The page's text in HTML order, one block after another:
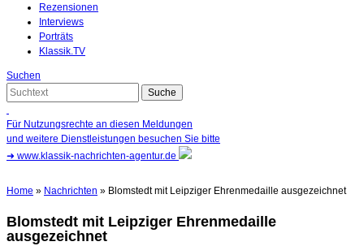
Rezensionen
Interviews
Porträts
Klassik.TV
Suchen
Für Nutzungsrechte an diesen Meldungen
und weitere Dienstleistungen besuchen Sie bitte
➜ www.klassik-nachrichten-agentur.de
Home » Nachrichten » Blomstedt mit Leipziger Ehrenmedaille ausgezeichnet
Blomstedt mit Leipziger Ehrenmedaille
ausgezeichnet